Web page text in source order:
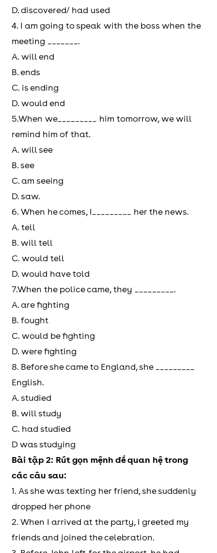
D. discovered/ had used
4. I am going to speak with the boss when the
meeting _______.
A. will end
B. ends
C. is ending
D. would end
5.When we_________ him tomorrow, we will
remind him of that.
A. will see
B. see
C. am seeing
D. saw.
6. When he comes, I_________ her the news.
A. tell
B. will tell
C. would tell
D. would have told
7.When the police came, they _________.
A. are fighting
B. fought
C. would be fighting
D. were fighting
8. Before she came to England, she _________
English.
A. studied
B. will study
C. had studied
D was studying
Bài tập 2: Rút gọn mệnh đề quan hệ trong
các câu sau:
1. As she was texting her friend, she suddenly
dropped her phone
2. When I arrived at the party, I greeted my
friends and joined the celebration.